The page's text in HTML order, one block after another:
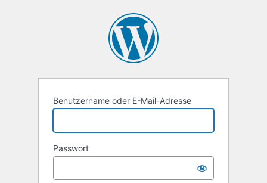
Benutzername oder E-Mail-Adresse
Passwort